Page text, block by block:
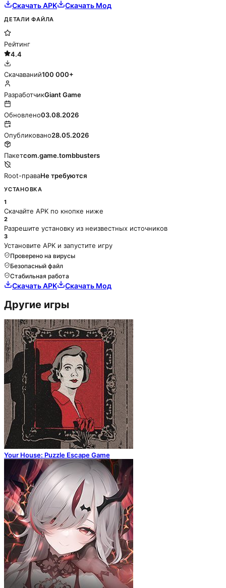
Скачать APK Скачать Мод
ДЕТАЛИ ФАЙЛА
Рейтинг
4.4
Скачаваний100 000+
РазработчикGiant Game
Обновлено03.08.2026
Опубликовано28.05.2026
Пакетcom.game.tombbusters
Root-праваНе требуются
УСТАНОВКА
1
Скачайте APK по кнопке ниже
2
Разрешите установку из неизвестных источников
3
Установите APK и запустите игру
Проверено на вирусы
Безопасный файл
Стабильная работа
Скачать APK Скачать Мод
Другие игры
Your House: Puzzle Escape Game